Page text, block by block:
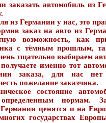
заказать автомобиль из
из Германии у нас, это
заказ на авто из
возможность, как
с тёмным прошлым,
тщательно выбираем
именно тот
заказа, для нас нет
пожелание заказчика.
состояние
определенным нормам.
ценятся и на
государствах